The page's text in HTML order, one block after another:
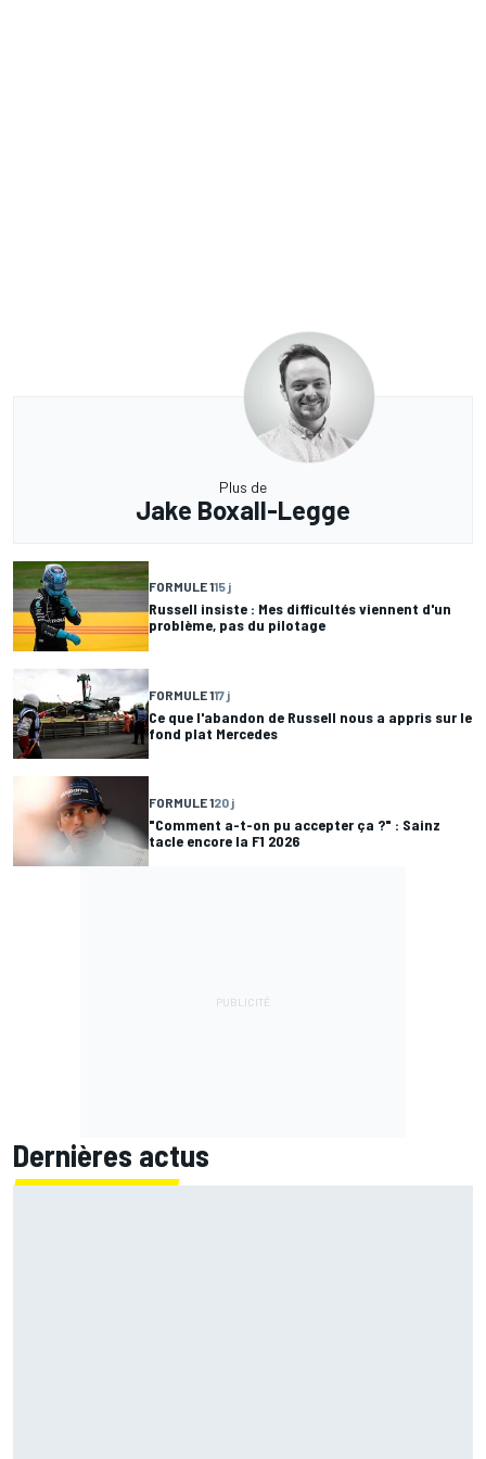
Plus de
Jake Boxall-Legge
FORMULE 115 j
Russell insiste : Mes difficultés viennent d'un
problème, pas du pilotage
FORMULE 117 j
Ce que l'abandon de Russell nous a appris sur le
fond plat Mercedes
FORMULE 120 j
"Comment a-t-on pu accepter ça ?" : Sainz
tacle encore la F1 2026
Dernières actus